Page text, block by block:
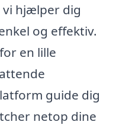
hjælper dig
og effektiv.
en lille
guide dig
netop dine